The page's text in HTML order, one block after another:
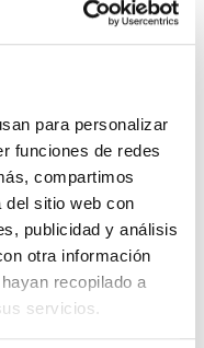
para personalizar
funciones de redes
compartimos
del sitio web con
publicidad y análisis
otra información
recopilado a
servicios.